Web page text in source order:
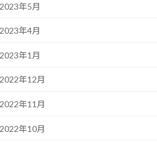
2023年5月
2023年4月
2023年1月
2022年12月
2022年11月
2022年10月